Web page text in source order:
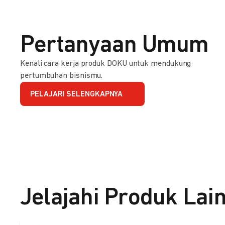
Pertanyaan Umum
Kenali cara kerja produk DOKU untuk mendukung
pertumbuhan bisnismu.
PELAJARI SELENGKAPNYA
Jelajahi Produk